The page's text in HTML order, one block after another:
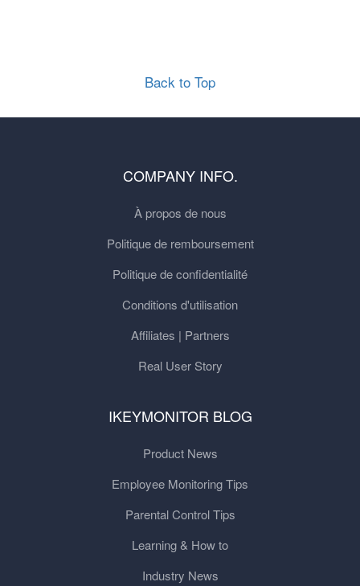
Back to Top
COMPANY INFO.
À propos de nous
Politique de remboursement
Politique de confidentialité
Conditions d'utilisation
Affiliates | Partners
Real User Story
IKEYMONITOR BLOG
Product News
Employee Monitoring Tips
Parental Control Tips
Learning & How to
Industry News